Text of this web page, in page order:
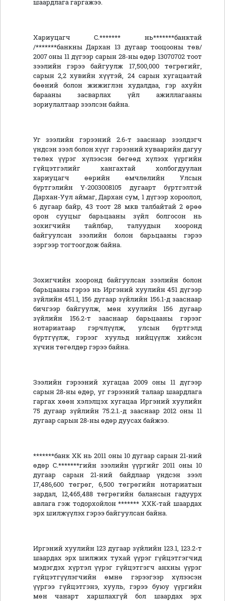
шаардлага гаргажээ.
Хариуцагч С.******* нь*******банктай
/*******банкны Дархан 13 дугаар тооцооны төв/
2007 оны 11 дүгээр сарын 28-ны өдөр 13070702 тоот
зээлийн гэрээ байгуулж 17,500,000 төгрөгийг,
сарын 2,2 хувийн хүүтэй, 24 сарын хугацаатай
бөөний болон жижиглэн худалдаа, гэр ахуйн
барааны засварлах үйл ажиллагааны
зориулалтаар зээлсэн байна.
Уг зээлийн гэрээний 2.6-т зааснаар зээлдэгч
үндсэн зээл болон хүүг гэрээний хуваарийн дагуу
төлөх үүрэг хүлээсэн бөгөөд хүлээх үүргийн
гүйцэтгэлийг хангахтай холбогдуулан
хариуцагч өөрийн өмчлөлийн Улсын
бүртгэлийн Ү-2003008105 дугаарт бүртгэлтэй
Дархан-Уул аймаг, Дархан сум, 1 дүгээр хороолол,
6 дугаар байр, 43 тоот 28 мкв талбайтай 2 өрөө
орон сууцыг барьцааны зүйл болгосон нь
зохигчийн тайлбар, талуудын хооронд
байгуулсан зээлийн болон барьцааны гэрээ
зэргээр тогтоогдож байна.
Зохигчийн хооронд байгуулсан зээлийн болон
барьцааны гэрээ нь Иргэний хуулийн 451 дүгээр
зүйлийн 451.1, 156 дугаар зүйлийн 156.1-д зааснаар
бичгээр байгуулж, мөн хуулийн 156 дугаар
зүйлийн 156.2-т зааснаар барьцааны гэрээг
нотариатаар гэрчлүүлж, улсын бүртгэлд
бүртгүүлж, гэрээг хуульд нийцүүлж хийсэн
хүчин төгөлдөр гэрээ байна.
Зээлийн гэрээний хугацаа 2009 оны 11 дүгээр
сарын 28-ны өдөр, уг гэрээний талаар шаардлага
гаргах хөөн хэлэлцэх хугацаа Иргэний хуулийн
75 дугаар зүйлийн 75.2.1.-д зааснаар 2012 оны 11
дугаар сарын 28-ны өдөр дуусах байжээ.
*******банк ХК нь 2011 оны 10 дугаар сарын 21-ний
өдөр С.*******гийн зээлийн үүргийг 2011 оны 10
дугаар сарын 21-ний байдлаар үндсэн зээл
17,486,600 төгрөг, 6,500 төгрөгийн нотариатын
зардал, 12,465,488 төгрөгийн балансын гадуурх
авлага гэж тодорхойлон ******* ХХК-тай шаардах
эрх шилжүүлэх гэрээ байгуулсан байна.
Иргэний хуулийн 123 дугаар зүйлийн 123.1, 123.2-т
шаардах эрх шилжих тухай үүрэг гүйцэтгэгчид
мэдэгдэх хүртэл үүрэг гүйцэтгэгч анхны үүрэг
гүйцэтгүүлэгчийн өмнө гэрээгээр хүлээсэн
үүргээ гүйцэтгэнэ, хууль, гэрээ буюу үүргийн
мөн чанарт харшлахгүй бол шаардах эрх